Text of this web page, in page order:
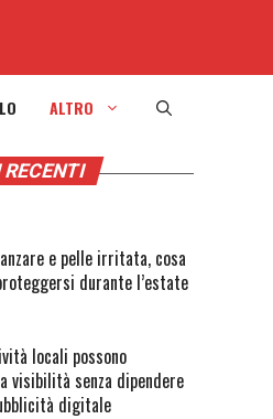
ALTRO
e pelle irritata, cosa
durante l’estate
locali possono
visibilità senza dipendere
digitale